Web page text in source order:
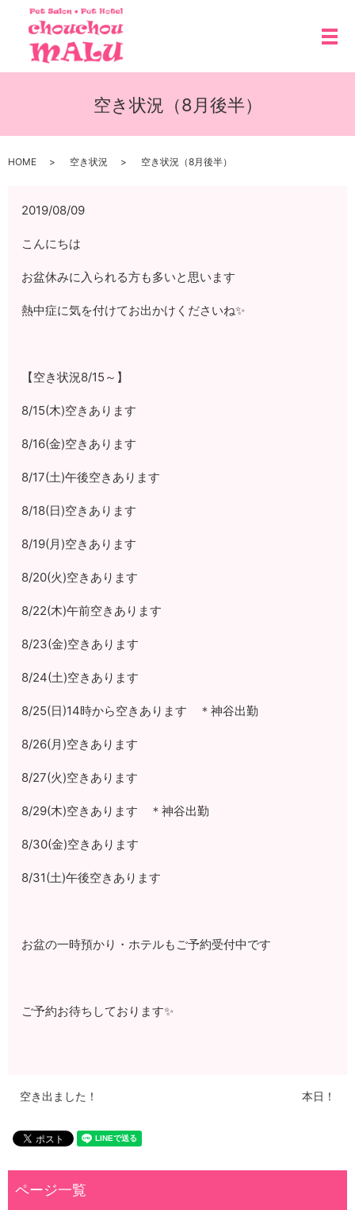
メ
空き状況（8月後半）
HOME 空き状況 空き状況（8月後半）
2019/08/09
こんにちは
お盆休みに入られる方も多いと思います
熱中症に気を付けてお出かけくださいね✨
【空き状況8/15～】
8/15(木)空きあります
8/16(金)空きあります
8/17(土)午後空きあります
8/18(日)空きあります
8/19(月)空きあります
8/20(火)空きあります
8/22(木)午前空きあります
8/23(金)空きあります
8/24(土)空きあります
8/25(日)14時から空きあります ＊神谷出勤
8/26(月)空きあります
8/27(火)空きあります
8/29(木)空きあります ＊神谷出勤
8/30(金)空きあります
8/31(土)午後空きあります
お盆の一時預かり・ホテルもご予約受付中です
ご予約お待ちしております✨
空き出ました！ 本日！